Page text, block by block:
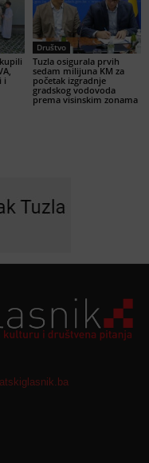
i
Društvo
Tuzla osigurala prvih
sedam milijuna KM za
početak izgradnje
gradskog vodovoda
prema visinskim zonama